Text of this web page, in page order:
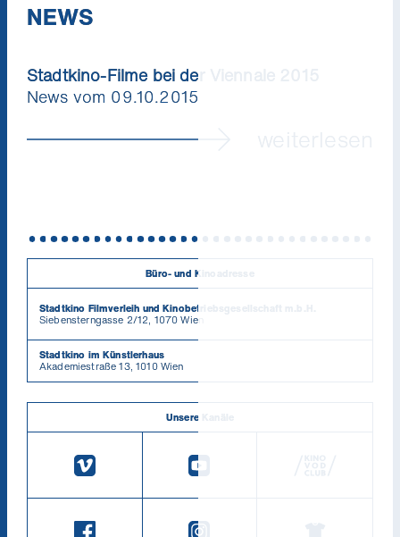
NEWS
Stadtkino-Filme bei der Viennale 2015
News vom 09.10.2015
Büro- und Kinoadresse
Stadtkino Filmverleih und Kinobetriebsgesellschaft m.b.H.
Siebensterngasse 2/12, 1070 Wien
Stadtkino im Künstlerhaus
Akademiestraße 13, 1010 Wien
Unsere Kanäle